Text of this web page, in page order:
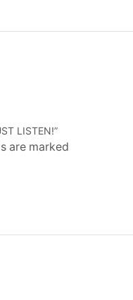
LISTEN!”
are marked